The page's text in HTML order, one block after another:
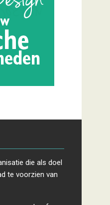
die als doel
te voorzien van